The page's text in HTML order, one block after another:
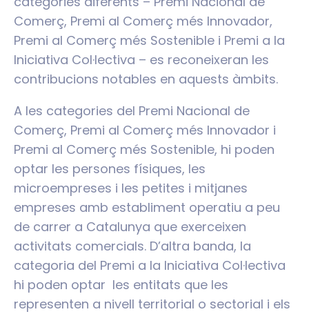
Comerç, Premi al Comerç més Innovador,
Premi al Comerç més Sostenible i Premi a la
Iniciativa Col·lectiva – es reconeixeran les
contribucions notables en aquests àmbits.
A les categories del Premi Nacional de
Comerç, Premi al Comerç més Innovador i
Premi al Comerç més Sostenible, hi poden
optar les persones físiques, les
microempreses i les petites i mitjanes
empreses amb establiment operatiu a peu
de carrer a Catalunya que exerceixen
activitats comercials. D’altra banda, la
categoria del Premi a la Iniciativa Col·lectiva
hi poden optar les entitats que les
representen a nivell territorial o sectorial i els